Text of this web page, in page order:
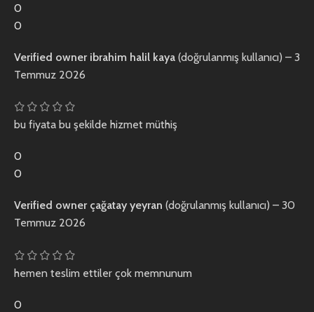
0
0
Verified owner ibrahim halil kaya (doğrulanmış kullanıcı) – 3
Temmuz 2026
bu fiyata bu şekilde hizmet müthiş
0
0
Verified owner çağatay yeyran (doğrulanmış kullanıcı) – 30
Temmuz 2026
hemen teslim ettiler çok memnunum
0